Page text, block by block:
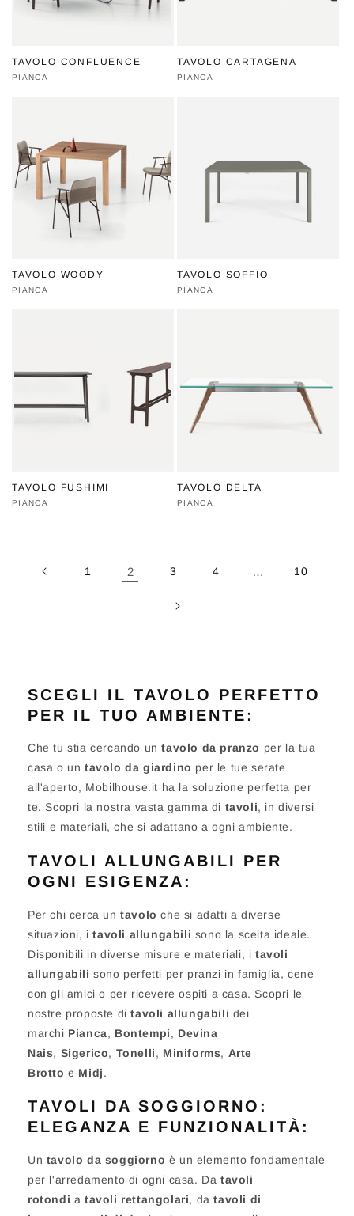
TAVOLO CONFLUENCE
Produttore:
PIANCA
TAVOLO CARTAGENA
Produttore:
PIANCA
TAVOLO WOODY
Produttore:
PIANCA
TAVOLO SOFFIO
Produttore:
PIANCA
TAVOLO FUSHIMI
Produttore:
PIANCA
TAVOLO DELTA
Produttore:
PIANCA
1 2 3 4 … 10
SCEGLI IL TAVOLO PERFETTO
PER IL TUO AMBIENTE:
Che tu stia cercando untavolo da pranzo per la tua
casa o un tavolo da giardino per le tue serate
all'aperto, Mobilhouse.it ha la soluzione perfetta per
te. Scopri la nostra vasta gamma di tavoli, in diversi
stili e materiali, che si adattano a ogni ambiente.
TAVOLI ALLUNGABILI PER
OGNI ESIGENZA:
Per chi cerca untavolo che si adatti a diverse
situazioni, itavoli allungabili sono la scelta ideale.
Disponibili in diverse misure e materiali, itavoli
allungabili sono perfetti per pranzi in famiglia, cene
con gli amici o per ricevere ospiti a casa. Scopri le
nostre proposte ditavoli allungabili dei
marchi Pianca, Bontempi, Devina
Nais, Sigerico, Tonelli, Miniforms, Arte
Brotto e Midj.
TAVOLI DA SOGGIORNO:
ELEGANZA E FUNZIONALITÀ:
Un tavolo da soggiorno è un elemento fondamentale
per l'arredamento di ogni casa. Datavoli
rotondi atavoli rettangolari, datavoli di